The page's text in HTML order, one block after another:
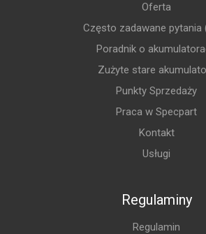
Oferta
Często zadawane pytania
Poradnik o
Zużyte stare
Punkty Sprzedaży
Praca w Specpart
Kontakt
Usługi
Regulaminy
Regulamin